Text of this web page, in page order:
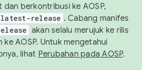
dan berkontribusi ke AOSP,
release . Cabang manifes
akan selalu merujuk ke rilis
AOSP. Untuk mengetahui
lihat Perubahan pada AOSP.